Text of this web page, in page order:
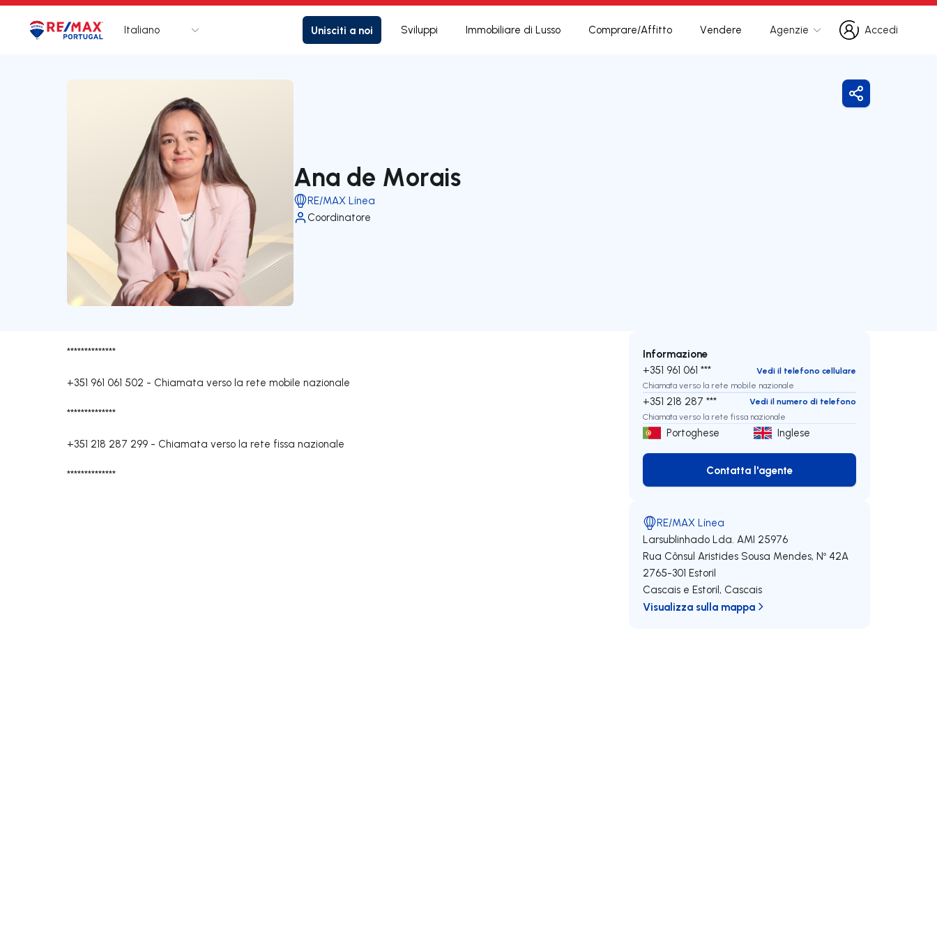
Logo Vai alla homepage
Italiano Unisciti a noi Sviluppi Immobiliare di Lusso Comprare/Affitto Vendere Agenzie
Accedi
Accedi
Ana de Morais
RE/MAX Línea
Coordinatore
Condividi
**************
+351 961 061 502 - Chiamata verso la rete mobile nazionale
**************
+351 218 287 299 - Chiamata verso la rete fissa nazionale
**************
Informazione
+351 961 061 ***
Vedi il telefono cellulare
Chiamata verso la rete mobile nazionale
+351 218 287 ***
Vedi il numero di telefono
Chiamata verso la rete fissa nazionale
Portoghese Inglese
Contatta l'agente
Contatta l'agente
RE/MAX Línea
Larsublinhado Lda. AMI 25976
Rua Cônsul Aristides Sousa Mendes, Nº 42A
2765-301 Estoril
Cascais e Estoril, Cascais
Visualizza sulla mappa